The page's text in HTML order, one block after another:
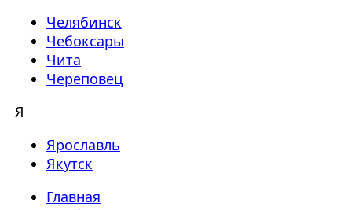
Челябинск
Чебоксары
Чита
Череповец
Я
Ярославль
Якутск
Главная